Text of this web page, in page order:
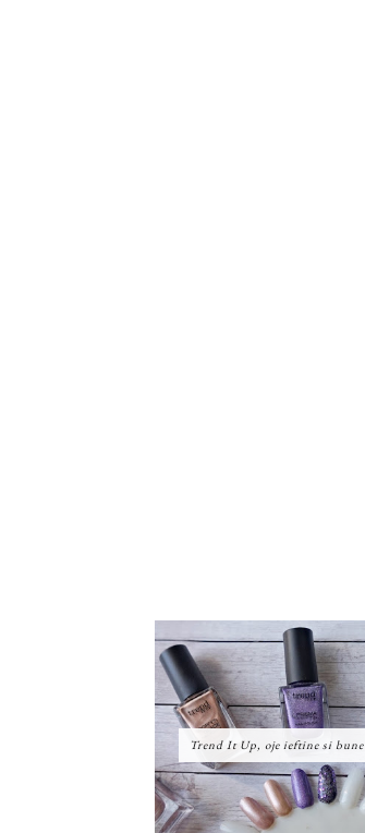
Trend It Up, oje ieftine si bune